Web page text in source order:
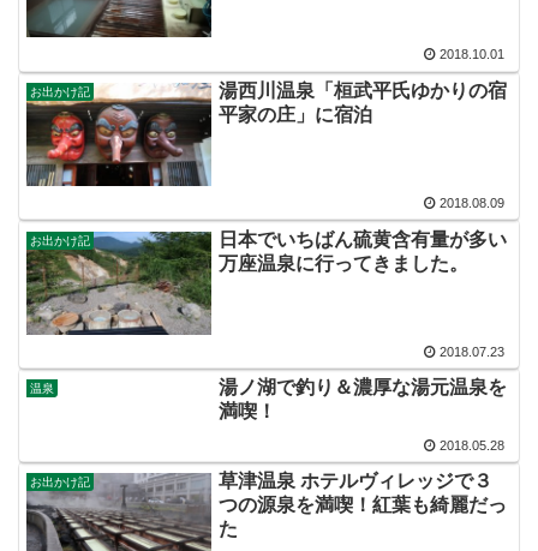
2018.10.01
お出かけ記
湯西川温泉「桓武平氏ゆかりの宿
平家の庄」に宿泊
2018.08.09
お出かけ記
日本でいちばん硫黄含有量が多い
万座温泉に行ってきました。
2018.07.23
温泉
湯ノ湖で釣り＆濃厚な湯元温泉を
満喫！
2018.05.28
お出かけ記
草津温泉 ホテルヴィレッジで３
つの源泉を満喫！紅葉も綺麗だっ
た